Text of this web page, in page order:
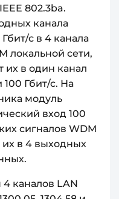
802.3ba.
канала
с в 4 канала
локальной сети,
их в один канал
Гбит/с. На
модуль
вход 100
сигналов WDM
их в 4 выходных
каналов LAN